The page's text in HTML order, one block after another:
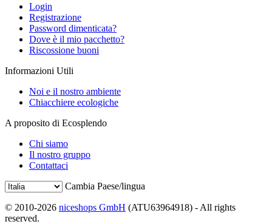
Login
Registrazione
Password dimenticata?
Dove è il mio pacchetto?
Riscossione buoni
Informazioni Utili
Noi e il nostro ambiente
Chiacchiere ecologiche
A proposito di Ecosplendo
Chi siamo
Il nostro gruppo
Contattaci
Cambia Paese/lingua
© 2010-2026 niceshops GmbH (ATU63964918) - All rights
reserved.